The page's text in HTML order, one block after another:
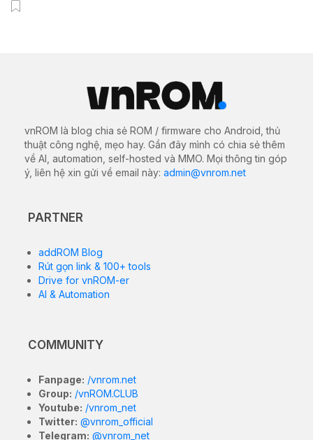
vnROM là blog chia sẻ ROM / firmware cho Android, thủ
thuật công nghệ, mẹo hay. Gần đây mình có chia sẻ thêm
về AI, automation, self-hosted và MMO. Mọi thông tin góp
ý, liên hệ xin gửi về email này: admin@vnrom.net
PARTNER
addROM Blog
Rút gọn link & 100+ tools
Drive for vnROM-er
AI & Automation
COMMUNITY
Fanpage: /vnrom.net
Group: /vnROM.CLUB
Youtube: /vnrom_net
Twitter: @vnrom_official
Telegram: @vnrom_net